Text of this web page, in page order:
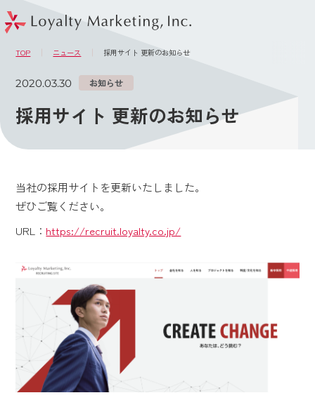
TOP ニュース 採用サイト 更新のお知らせ
2020.03.30 お知らせ
採用サイト 更新のお知らせ
当社の採用サイトを更新いたしました。
ぜひご覧ください。
URL： https://recruit.loyalty.co.jp/